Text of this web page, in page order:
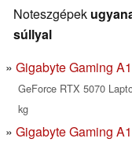
Noteszgépek
súllyal
Gigabyte Gaming
GeForce RTX 5070
kg
Gigabyte Gaming